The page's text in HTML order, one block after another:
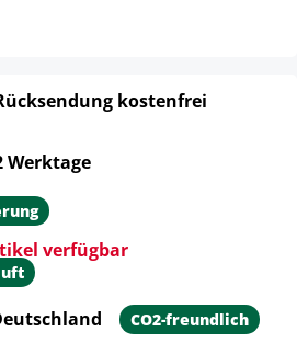
kostenfrei
Werktage
verfügbar
CO2-freundlich